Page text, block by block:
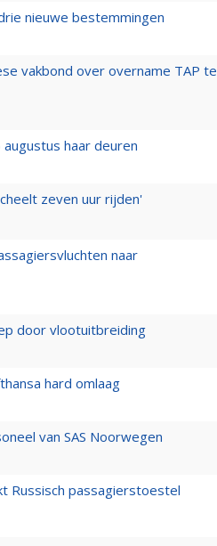
nieuwe bestemmingen
vakbond over overname TAP te
haar deuren
zeven uur rijden'
naar
door vlootuitbreiding
hard omlaag
van SAS Noorwegen
Russisch passagierstoestel